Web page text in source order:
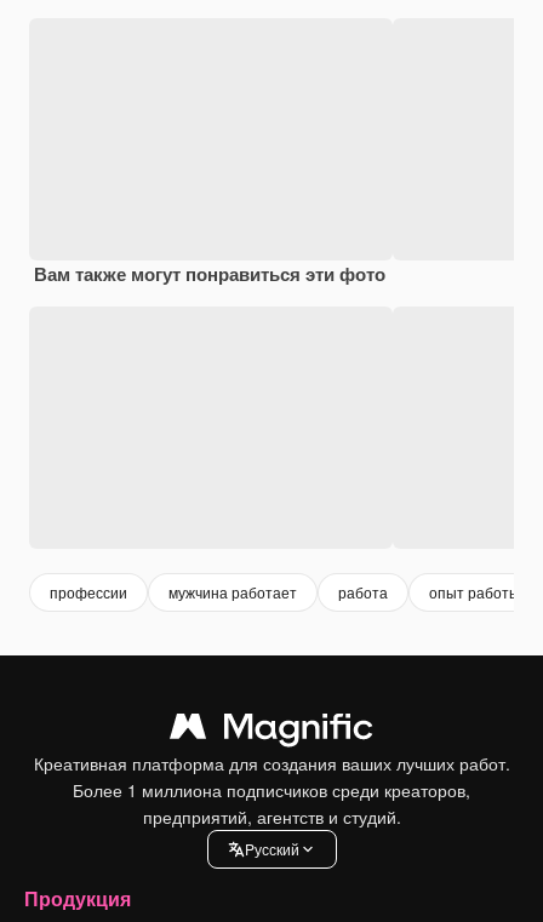
Вам также могут понравиться эти фото
профессии мужчина работает работа опыт работы
Креативная платформа для создания ваших лучших работ.
Более 1 миллиона подписчиков среди креаторов,
предприятий, агентств и студий.
Pусский
Продукция